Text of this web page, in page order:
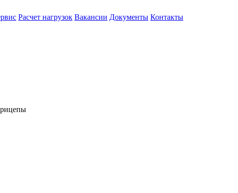
Расчет нагрузок Вакансии Документы Контакты